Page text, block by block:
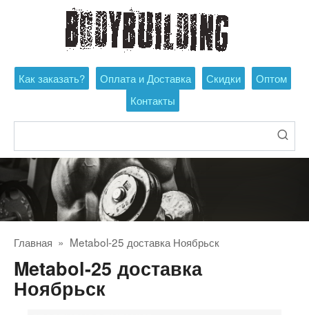
Как заказать? Оплата и Доставка Скидки
Оптом
Контакты
Главная » Metabol-25 доставка Ноябрьск
Metabol-25 доставка
Ноябрьск